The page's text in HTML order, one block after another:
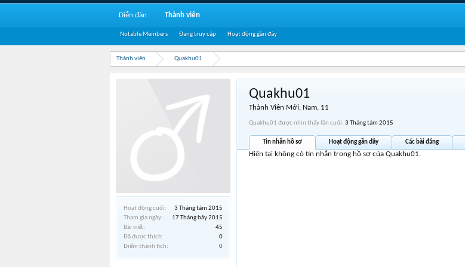
Thành viên Quakhu01
Hoạt động cuối:
3 Tháng tám 2015
Tham gia ngày:
17 Tháng bảy 2015
Bài viết:
45
Đã được thích:
0
Điểm thành tích:
0
Quakhu01
Thành Viên Mới, Nam, 11
Quakhu01 được nhìn thấy lần cuối: 3 Tháng tám 2015
Tin nhắn hồ sơ Hoạt động gần đây Các bài đăng
Hiện tại không có tin nhắn trong hồ sơ của Quakhu01.
Diễn đàn Thành viên
Notable Members Đang truy cập Hoạt động gần đây